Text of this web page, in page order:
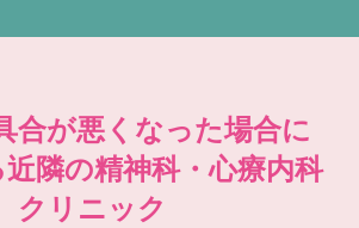
合が悪くなった場合に
隣の精神科・心療内科
クリニック